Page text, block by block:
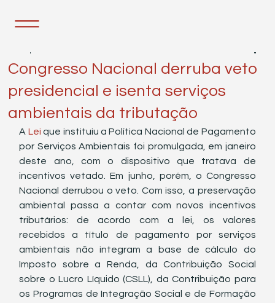
Congresso Nacional derruba veto
presidencial e isenta serviços
ambientais da tributação
A Lei que instituiu a Política Nacional de Pagamento
por Serviços Ambientais foi promulgada, em janeiro
deste ano, com o dispositivo que tratava de
incentivos vetado. Em junho, porém, o Congresso
Nacional derrubou o veto. Com isso, a preservação
ambiental passa a contar com novos incentivos
tributários: de acordo com a lei, os valores
recebidos a título de pagamento por serviços
ambientais não integram a base de cálculo do
Imposto sobre a Renda, da Contribuição Social
sobre o Lucro Líquido (CSLL), da Contribuição para
os Programas de Integração Social e de Formação